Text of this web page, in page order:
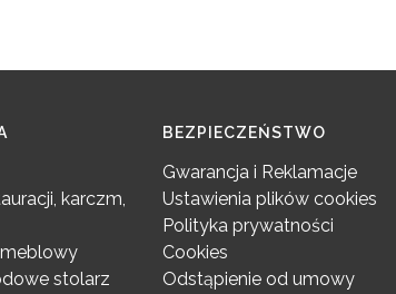
karczm,
stolarz
BEZPIECZEŃSTWO
Gwarancja i Reklamacje
Ustawienia plików cookies
Polityka prywatności
Cookies
Odstąpienie od umowy